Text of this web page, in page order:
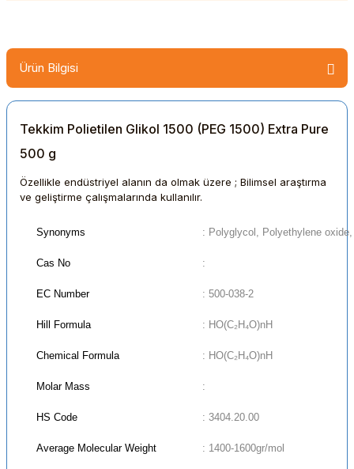
Ürün Bilgisi
Tekkim Polietilen Glikol 1500 (PEG 1500) Extra Pure
500 g
Özellikle endüstriyel alanın da olmak üzere ; Bilimsel araştırma
ve geliştirme çalışmalarında kullanılır.
Synonyms : Polyglycol, Polyethylene
Cas No :
EC Number : 500-038-2
Hill Formula : HO(C₂H₄O)nH
Chemical Formula : HO(C₂H₄O)nH
Molar Mass :
HS Code : 3404.20.00
Average Molecular Weight : 1400-1600gr/mol